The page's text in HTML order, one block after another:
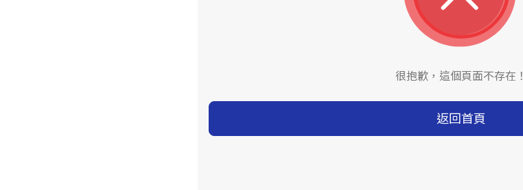
很抱歉，這個頁面不存在！
返回首頁